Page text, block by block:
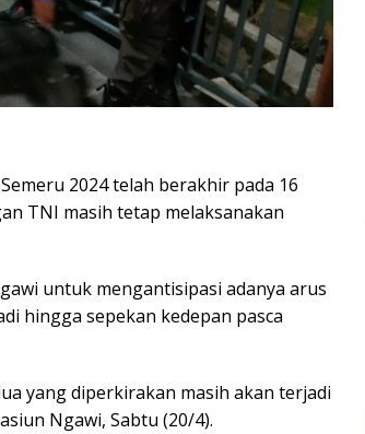
2024 telah berakhir pada 16
TNI masih tetap melaksanakan
untuk mengantisipasi adanya arus
hingga sepekan kedepan pasca
yang diperkirakan masih akan terjadi
Ngawi, Sabtu (20/4).